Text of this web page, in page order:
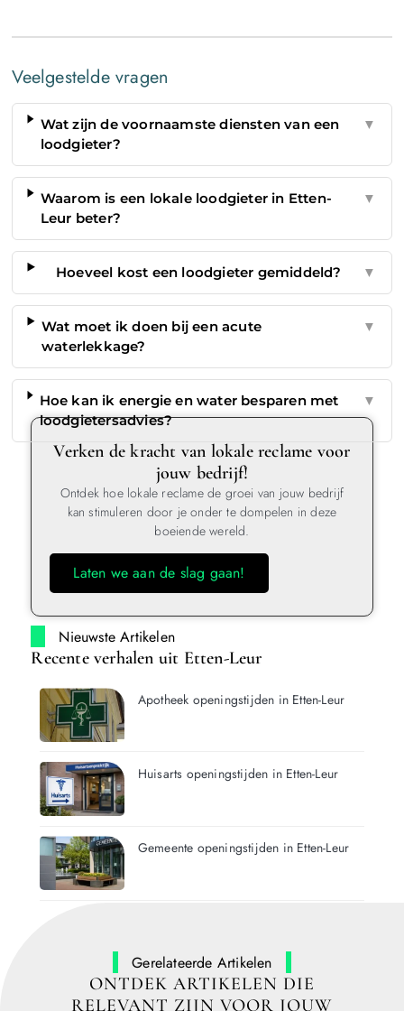
Veelgestelde vragen
Wat zijn de voornaamste diensten van een
loodgieter?
▼
Waarom is een lokale loodgieter in Etten-
Leur beter?
▼
Hoeveel kost een loodgieter gemiddeld? ▼
Wat moet ik doen bij een acute
waterlekkage?
▼
Hoe kan ik energie en water besparen met
loodgietersadvies?
▼
Verken de kracht van lokale reclame voor
jouw bedrijf!
Ontdek hoe lokale reclame de groei van jouw bedrijf
kan stimuleren door je onder te dompelen in deze
boeiende wereld.
Laten we aan de slag gaan!
Nieuwste Artikelen
Recente verhalen uit Etten-Leur
Apotheek openingstijden in Etten-Leur
Huisarts openingstijden in Etten-Leur
Gemeente openingstijden in Etten-Leur
Gerelateerde Artikelen
ONTDEK ARTIKELEN DIE
RELEVANT ZIJN VOOR JOUW